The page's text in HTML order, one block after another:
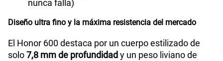
nunca falla)
Diseño ultra fino y la máxima resistencia del mercado
El Honor 600 destaca por un cuerpo estilizado de
solo7,8 mm de profundidad y un peso liviano de